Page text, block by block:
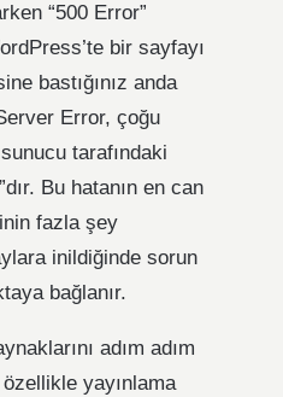
“500 Error”
bir sayfayı
bastığınız anda
Error, çoğu
tarafındaki
Bu hatanın en can
fazla şey
inildiğinde sorun
bağlanır.
adım adım
yayınlama